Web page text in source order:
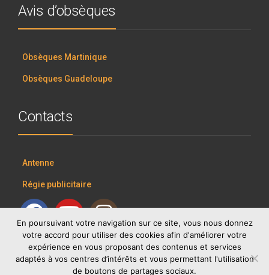
Avis d’obsèques
Obsèques Martinique
Obsèques Guadeloupe
Contacts
Antenne
Régie publicitaire
En poursuivant votre navigation sur ce site, vous nous donnez
votre accord pour utiliser des cookies afin d'améliorer votre
expérience en vous proposant des contenus et services
adaptés à vos centres d’intérêts et vous permettant l'utilisation
de boutons de partages sociaux.